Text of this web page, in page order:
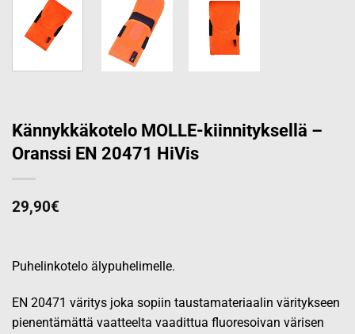
Kännykkäkotelo MOLLE-kiinnityksellä –
Oranssi EN 20471 HiVis
29,90€
Puhelinkotelo älypuhelimelle.
EN 20471 väritys joka sopiin taustamateriaalin väritykseen
pienentämättä vaatteelta vaadittua fluoresoivan värisen